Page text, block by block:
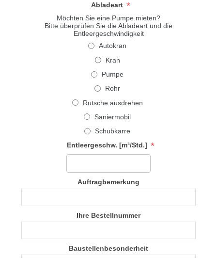
Abladeart *
Möchten Sie eine Pumpe mieten?
Bitte überprüfen Sie die Abladeart und die
Entleergeschwindigkeit
Autokran
Kran
Pumpe
Rohr
Rutsche ausdrehen
Saniermobil
Schubkarre
Entleergeschw. [m³/Std.] *
Auftragbemerkung
Ihre Bestellnummer
Baustellenbesonderheit